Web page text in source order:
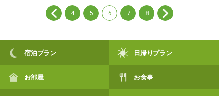
4 5 6 7 8
宿泊プラン 日帰りプラン
お部屋 お食事